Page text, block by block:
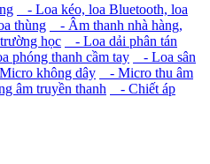
- Loa kéo, loa Bluetooth, loa
thùng
- Âm thanh nhà hàng,
học
- Loa dải phân tán
phóng thanh cầm tay
- Loa sân
không dây
- Micro thu âm
âm truyền thanh
- Chiết áp